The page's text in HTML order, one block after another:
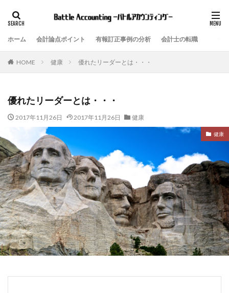
ホーム 会計論点ポイント 有報訂正事例の分析 会計士の転職
HOME 健康 優れたリーダーとは・・・
優れたリーダーとは・・・
2017年11月26日 2017年11月26日 健康
健康